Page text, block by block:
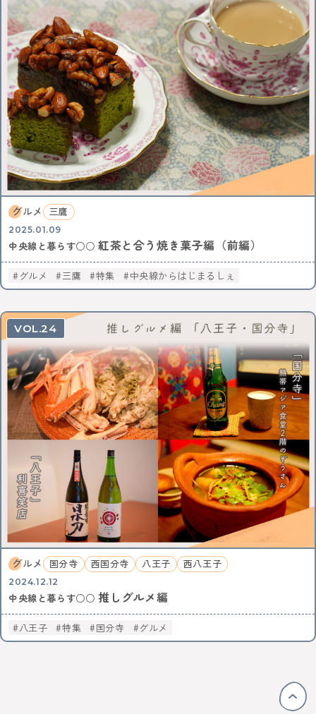
グルメ 三鷹
2025.01.09
中央線と暮らす○○ 紅茶と合う焼き菓子編（前編）
グルメ 三鷹 特集 中央線からはじまるしぇ
24
グルメ 国分寺 西国分寺 八王子 西八王子
2024.12.12
中央線と暮らす○○ 推しグルメ編
八王子 特集 国分寺 グルメ